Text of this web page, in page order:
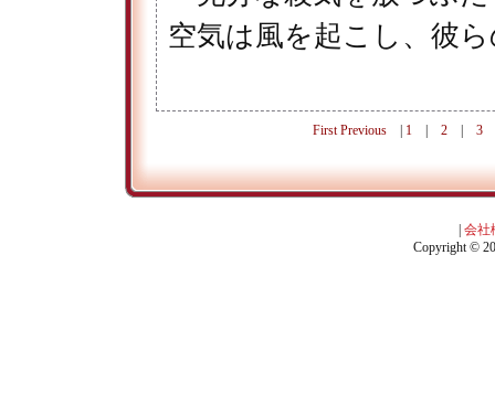
空気は風を起こし、彼
First Previous| 1| 2| 3
会社
Copyright ©